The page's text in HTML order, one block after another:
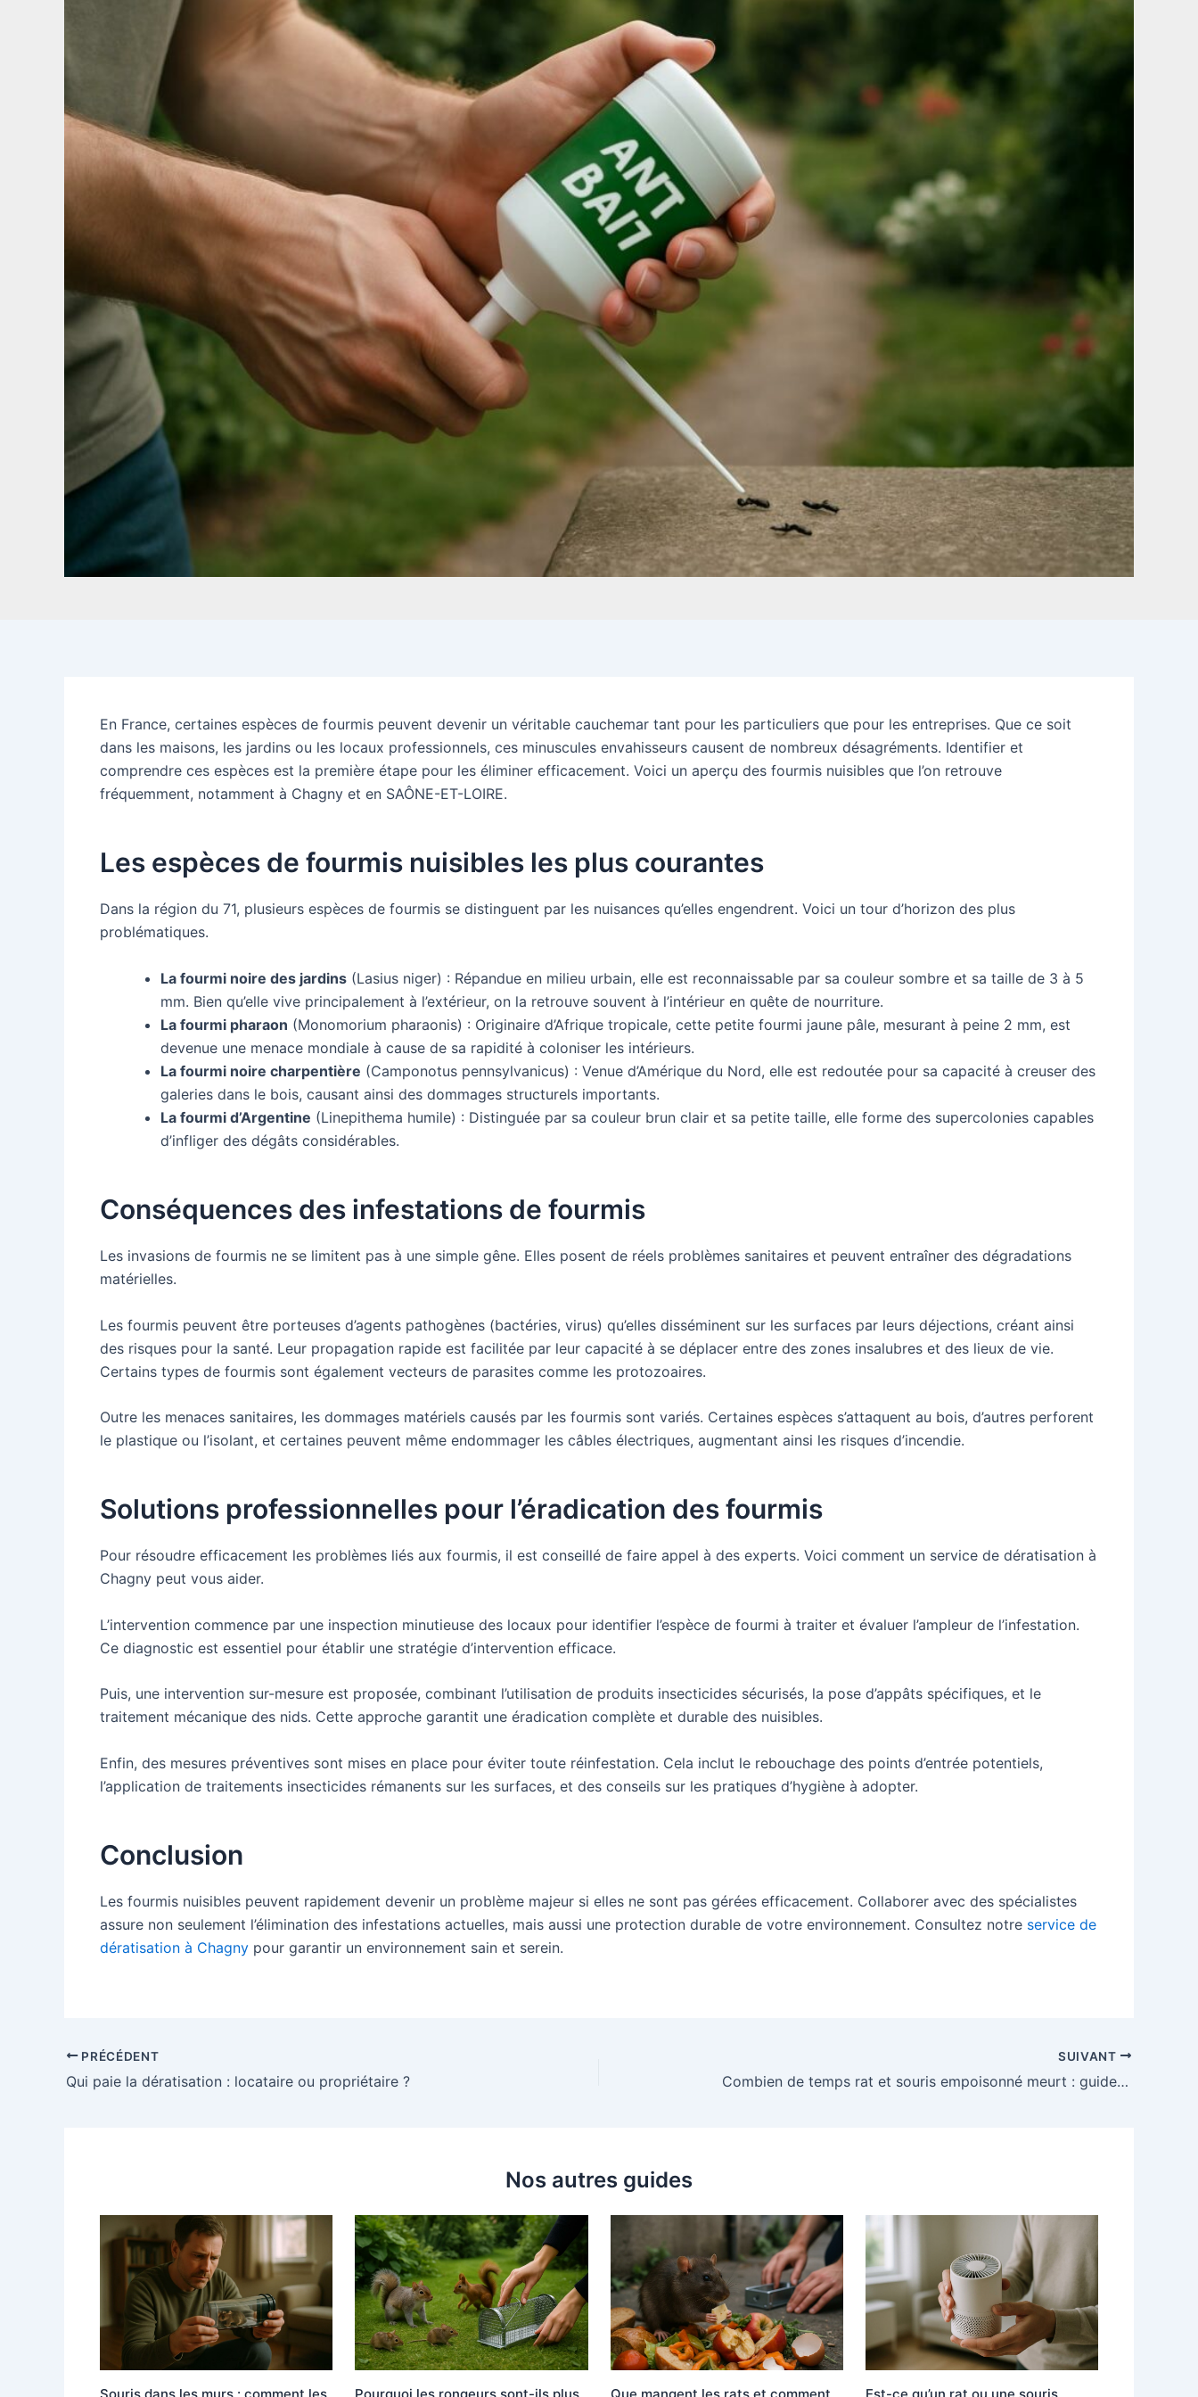
En France, certaines espèces de fourmis peuvent devenir un véritable cauchemar tant pour les particuliers que pour les entreprises. Que ce soit
dans les maisons, les jardins ou les locaux professionnels, ces minuscules envahisseurs causent de nombreux désagréments. Identifier et
comprendre ces espèces est la première étape pour les éliminer efficacement. Voici un aperçu des fourmis nuisibles que l’on retrouve
fréquemment, notamment à Chagny et en SAÔNE-ET-LOIRE.
Les espèces de fourmis nuisibles les plus courantes
Dans la région du 71, plusieurs espèces de fourmis se distinguent par les nuisances qu’elles engendrent. Voici un tour d’horizon des plus
problématiques.
La fourmi noire des jardins (Lasius niger) : Répandue en milieu urbain, elle est reconnaissable par sa couleur sombre et sa taille de 3 à 5
mm. Bien qu’elle vive principalement à l’extérieur, on la retrouve souvent à l’intérieur en quête de nourriture.
La fourmi pharaon (Monomorium pharaonis) : Originaire d’Afrique tropicale, cette petite fourmi jaune pâle, mesurant à peine 2 mm, est
devenue une menace mondiale à cause de sa rapidité à coloniser les intérieurs.
La fourmi noire charpentière (Camponotus pennsylvanicus) : Venue d’Amérique du Nord, elle est redoutée pour sa capacité à creuser des
galeries dans le bois, causant ainsi des dommages structurels importants.
La fourmi d’Argentine (Linepithema humile) : Distinguée par sa couleur brun clair et sa petite taille, elle forme des supercolonies capables
d’infliger des dégâts considérables.
Conséquences des infestations de fourmis
Les invasions de fourmis ne se limitent pas à une simple gêne. Elles posent de réels problèmes sanitaires et peuvent entraîner des dégradations
matérielles.
Les fourmis peuvent être porteuses d’agents pathogènes (bactéries, virus) qu’elles disséminent sur les surfaces par leurs déjections, créant ainsi
des risques pour la santé. Leur propagation rapide est facilitée par leur capacité à se déplacer entre des zones insalubres et des lieux de vie.
Certains types de fourmis sont également vecteurs de parasites comme les protozoaires.
Outre les menaces sanitaires, les dommages matériels causés par les fourmis sont variés. Certaines espèces s’attaquent au bois, d’autres perforent
le plastique ou l’isolant, et certaines peuvent même endommager les câbles électriques, augmentant ainsi les risques d’incendie.
Solutions professionnelles pour l’éradication des fourmis
Pour résoudre efficacement les problèmes liés aux fourmis, il est conseillé de faire appel à des experts. Voici comment un service de dératisation à
Chagny peut vous aider.
L’intervention commence par une inspection minutieuse des locaux pour identifier l’espèce de fourmi à traiter et évaluer l’ampleur de l’infestation.
Ce diagnostic est essentiel pour établir une stratégie d’intervention efficace.
Puis, une intervention sur-mesure est proposée, combinant l’utilisation de produits insecticides sécurisés, la pose d’appâts spécifiques, et le
traitement mécanique des nids. Cette approche garantit une éradication complète et durable des nuisibles.
Enfin, des mesures préventives sont mises en place pour éviter toute réinfestation. Cela inclut le rebouchage des points d’entrée potentiels,
l’application de traitements insecticides rémanents sur les surfaces, et des conseils sur les pratiques d’hygiène à adopter.
Conclusion
Les fourmis nuisibles peuvent rapidement devenir un problème majeur si elles ne sont pas gérées efficacement. Collaborer avec des spécialistes
assure non seulement l’élimination des infestations actuelles, mais aussi une protection durable de votre environnement. Consultez notre service de
dératisation à Chagny pour garantir un environnement sain et serein.
PRÉCÉDENT
Qui paie la dératisation : locataire ou propriétaire ?
SUIVANT
Combien de temps rat et souris empoisonné meurt : guide complet dératisation
Nos autres guides